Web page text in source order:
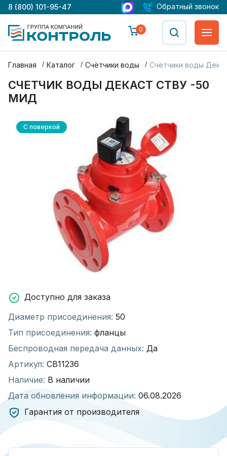
8 (800) 101-95-47 Обратный звонок
0
Главная Каталог Счётчики воды Счётчики воды
СЧЕТЧИК ВОДЫ ДЕКАСТ СТВУ -50
МИД
С поверкой
Доступно для заказа
Диаметр присоединения: 50
Тип присоединения: фланцы
Беспроводная передача данных: Да
Артикул: СВ11236
Наличие: В наличии
Дата обновления информации: 06.08.2026
Гарантия от производителя